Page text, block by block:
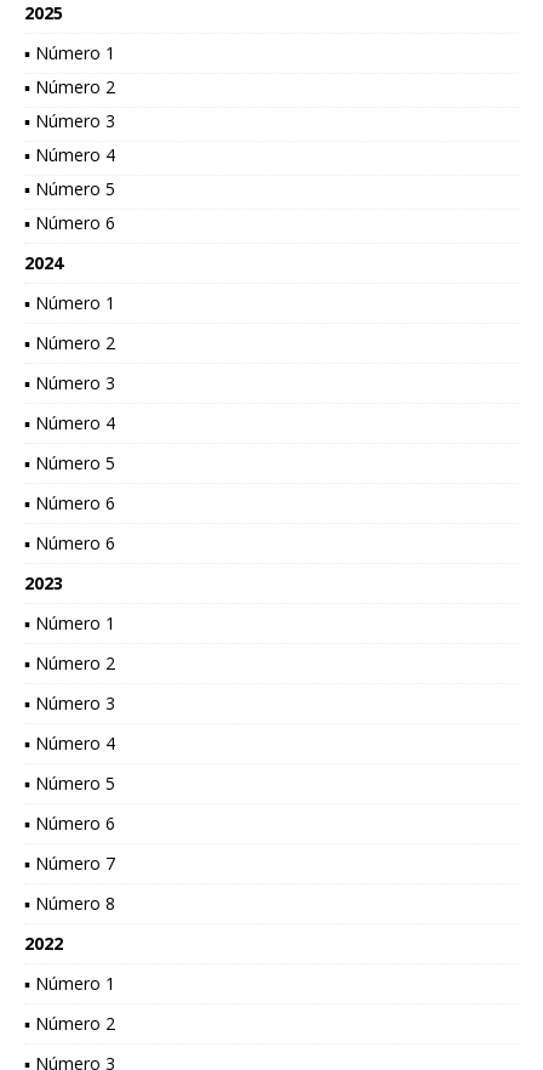
2025
▪ Número 1
▪ Número 2
▪ Número 3
▪ Número 4
▪ Número 5
▪ Número 6
2024
▪ Número 1
▪ Número 2
▪ Número 3
▪ Número 4
▪ Número 5
▪ Número 6
▪ Número 6
2023
▪ Número 1
▪ Número 2
▪ Número 3
▪ Número 4
▪ Número 5
▪ Número 6
▪ Número 7
▪ Número 8
2022
▪ Número 1
▪ Número 2
▪ Número 3